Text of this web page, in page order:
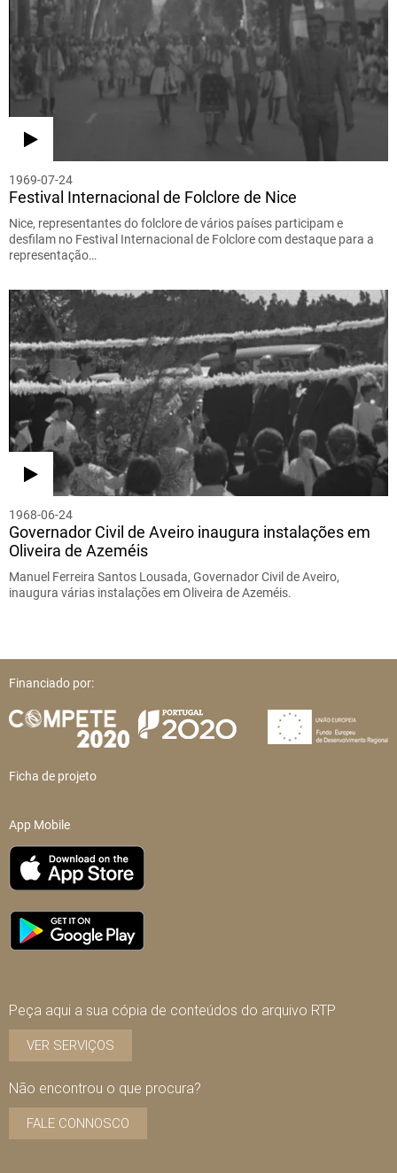
1969-07-24
Festival Internacional de Folclore de Nice
Nice, representantes do folclore de vários países participam e
desfilam no Festival Internacional de Folclore com destaque para a
representação…
1968-06-24
Governador Civil de Aveiro inaugura instalações em
Oliveira de Azeméis
Manuel Ferreira Santos Lousada, Governador Civil de Aveiro,
inaugura várias instalações em Oliveira de Azeméis.
Financiado por:
Ficha de projeto
App Mobile
Peça aqui a sua cópia de conteúdos do arquivo RTP
VER SERVIÇOS
Não encontrou o que procura?
FALE CONNOSCO